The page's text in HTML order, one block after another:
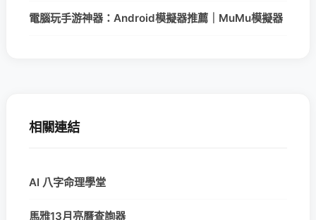
電腦玩手游神器：Android模擬器推薦｜MuMu模擬器
相關連結
AI 八字命理學堂
馬雅13月亮曆查詢器